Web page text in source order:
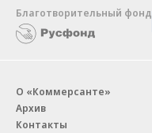
Благотворительный фонд
О «Коммерсанте»
Архив
Контакты